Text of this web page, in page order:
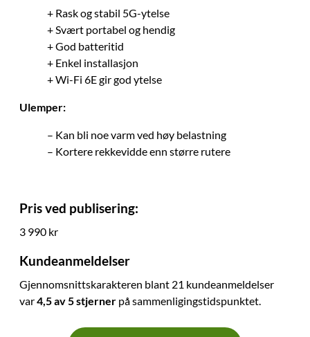
+ Rask og stabil 5G-ytelse
+ Svært portabel og hendig
+ God batteritid
+ Enkel installasjon
+ Wi-Fi 6E gir god ytelse
Ulemper:
– Kan bli noe varm ved høy belastning
– Kortere rekkevidde enn større rutere
Pris ved publisering:
3 990 kr
Kundeanmeldelser
Gjennomsnittskarakteren blant 21 kundeanmeldelser
var4,5 av 5 stjerner på sammenligingstidspunktet.